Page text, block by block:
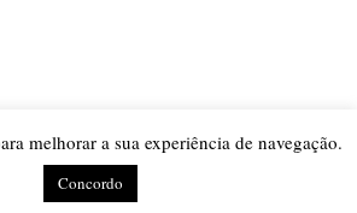
INSÓNIAS. ALL RIGHTS RESERVED.
FASHIONISTABY ATHEMES
melhorar a sua experiência de navegação.
Concordo